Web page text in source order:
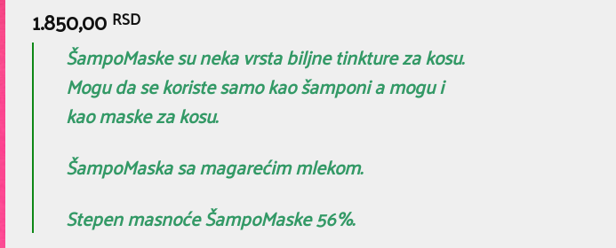
1.850,00 RSD
ŠampoMaske su neka vrsta biljne tinkture za kosu.
Mogu da se koriste samo kao šamponi a mogu i
kao maske za kosu.
ŠampoMaska sa magarećim mlekom.
Stepen masnoće ŠampoMaske 56%.